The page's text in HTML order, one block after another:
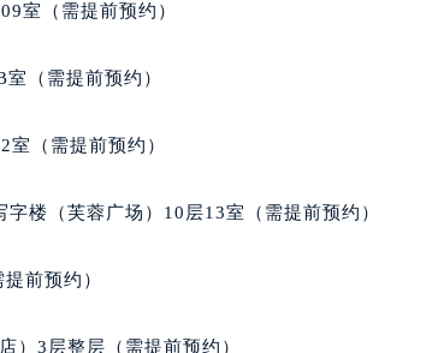
井百货名表维修萧邦售后服务中心（需提前预约）
萧邦售后服务中心（需提前预约）
售后服务中心（需提前预约）
邦售后服务中心（需提前预约）
萧邦售后服务中心（需提前预约）
室（需提前预约）
（需提前预约）
（需提前预约）
楼（芙蓉广场）10层13室（需提前预约）
前预约）
）3层整层（需提前预约）